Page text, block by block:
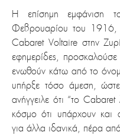
Η επίσημη εμφάνιση
Φεβρουαρίου του 1916,
Cabaret Voltaire στην
εφημερίδες,
ενωθούν κάτω από το
υπήρξε τόσο άμεση,
ανήγγειλε ότι “το Cabaret
κόσμο ότι υπάρχουν και
για άλλα ιδανικά, πέρα